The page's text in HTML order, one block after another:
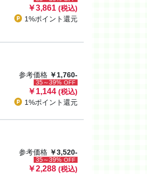
￥3,861 (税込)
1%ポイント還元
参考価格 ￥1,760-
35～39% OFF
￥1,144 (税込)
1%ポイント還元
参考価格 ￥3,520-
35～39% OFF
￥2,288 (税込)